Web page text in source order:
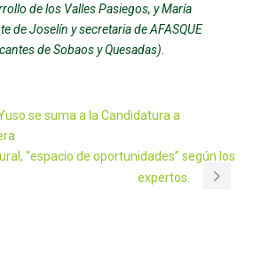
de los Valles Pasiegos, y María
de Joselín y secretaria de AFASQUE
de Sobaos y Quesadas).
se suma a la Candidatura a
“espacio de oportunidades” según los
expertos.